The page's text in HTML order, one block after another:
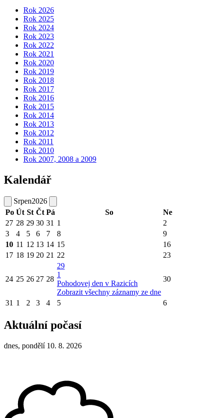
Rok 2026
Rok 2025
Rok 2024
Rok 2023
Rok 2022
Rok 2021
Rok 2020
Rok 2019
Rok 2018
Rok 2017
Rok 2016
Rok 2015
Rok 2014
Rok 2013
Rok 2012
Rok 2011
Rok 2010
Rok 2007, 2008 a 2009
Kalendář
Srpen2026
Po Út St Čt Pá So
Ne
27 28 29 30 31 1
2
3
4 5 6 7 8
9
10 11 12 13 14 15
16
17 18 19 20 21 22 23
24 25 26 27 28
29
1
Pohodovej den v Razicích
Zobrazit všechny záznamy ze dne
30
31 1 2 3 4 5 6
Aktuální počasí
dnes, pondělí 10. 8. 2026